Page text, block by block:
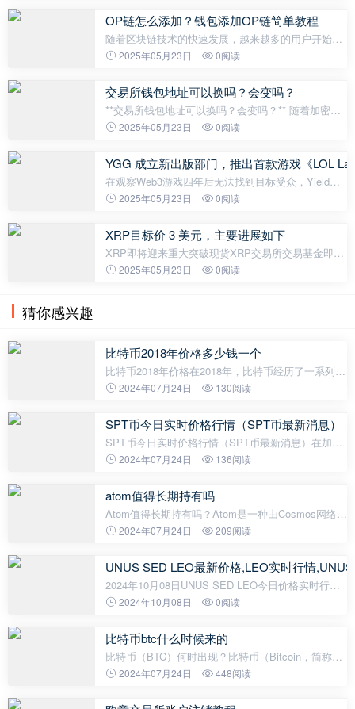
面时可能会被“市价委托”和
OP链怎么添加？钱包添加OP链简单教程
随着区块链技术的快速发展，越来越多的用户开始接
触以太坊生态的扩展网络，其中Optimism链（简称
用阶段之前，许多人会面临一个困惑—
2025年05月23日 0阅读
交易所钱包地址可以换吗？会变吗？
**交易所钱包地址可以换吗？会变吗？** 随着加密货
币的普及，越来越多人开始接触数字资产并使用交易
需要一个关键信息——钱包地址
2025年05月23日 0阅读
YGG 成立新出版部门，推出首款游戏《LOL
在观察Web3游戏四年后无法找到目标受众，Yield
Guild Games认为该行业必须重新思考如何将玩家与
乱。不追求广泛的主流采用，这个
2025年05月23日 0阅读
XRP目标价 3 美元，主要进展如下
XRP即将迎来重大突破现货XRP交易所交易基金即将
推出？ 随着加密货币市场持续显示看多信号，XRP是
2025年05月23日 0阅读
猜你感兴趣
比特币2018年价格多少钱一个
比特币2018年价格在2018年，比特币经历了一系列的
价格波动，这引发了全球范围内的广泛讨论和关注。
市场情绪波动等，但比特币价格在
2024年07月24日 130阅读
SPT币今日实时价格行情（SPT币最新消息）
SPT币今日实时价格行情（SPT币最新消息）在加密
货币行业中，SPT币（Simple Payment Token）是一
提供商Simplex推出的，旨在为用户提供
2024年07月24日 136阅读
atom值得长期持有吗
Atom值得长期持有吗？Atom是一种由Cosmos网络推
出的加密货币，作为Cosmos生态系统的核心代币，
来说，是否应该长期持有Atom这个加密货
2024年07月24日 209阅读
UNUS SED LEO最新价格,LEO实时行情
2024年10月08日UNUS SED LEO今日价格实时行
情：UNUS SED LEO 当前价格为 $5.9257，其 24 小
24 小时内下跌了 0.35%。目前的 加密
2024年10月08日 0阅读
比特币btc什么时候来的
比特币（BTC）何时出现？比特币（Bitcoin，简称
BTC）是第一种全球化的加密数字货币，它的出现引
2008年，但是它的起源可以追溯到更早的时间。2
2024年07月24日 448阅读